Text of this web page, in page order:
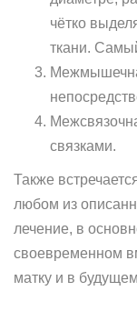
чётко
ткани.
связками.
Также
любом из
лечение, в
своевременном
матку и в